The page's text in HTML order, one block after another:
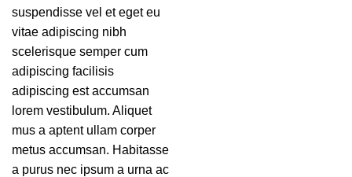
suspendisse vel et eget eu
vitae adipiscing nibh
scelerisque semper cum
adipiscing facilisis
adipiscing est accumsan
lorem vestibulum. Aliquet
mus a aptent ullam corper
metus accumsan. Habitasse
a purus nec ipsum a urna ac